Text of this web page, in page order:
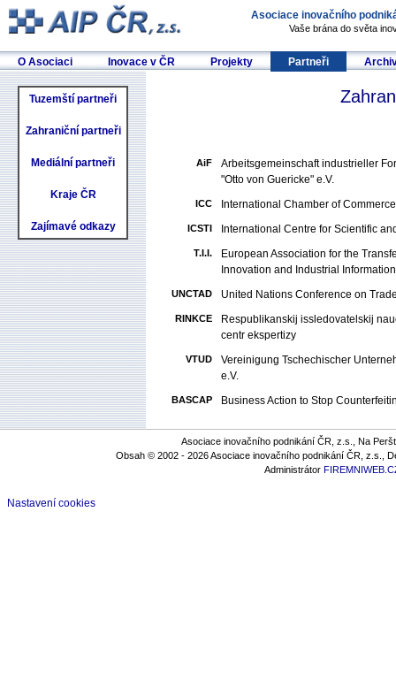
Asociace inovačního
Vaše brána do světa
O Asociaci Inovace v ČR Projekty Partneři
Tuzemští partneři
Zahraniční partneři
Mediální partneři
Kraje ČR
Zajímavé odkazy
AiF
Arbeitsgemeinschaft industrieller
"Otto von Guericke" e.V.
ICC International Chamber of Commerce
ICSTI International Centre for Scientific
T.I.I.
European Association for the
Innovation and Industrial Information
UNCTAD United Nations Conference on
RINKCE
Respublikanskij issledovatelskij
centr ekspertizy
VTUD
Vereinigung Tschechischer
e.V.
BASCAP Business Action to Stop
Asociace inovačního podnikání ČR, z.s., Na
Obsah © 2002 - 2026 Asociace inovačního podnikání ČR, z.s.,
Administrátor
Nastavení cookies